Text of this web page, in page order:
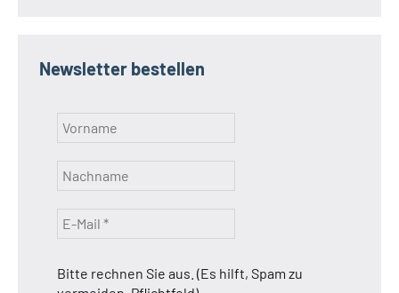
Newsletter bestellen
Bitte rechnen Sie aus. (Es hilft, Spam zu